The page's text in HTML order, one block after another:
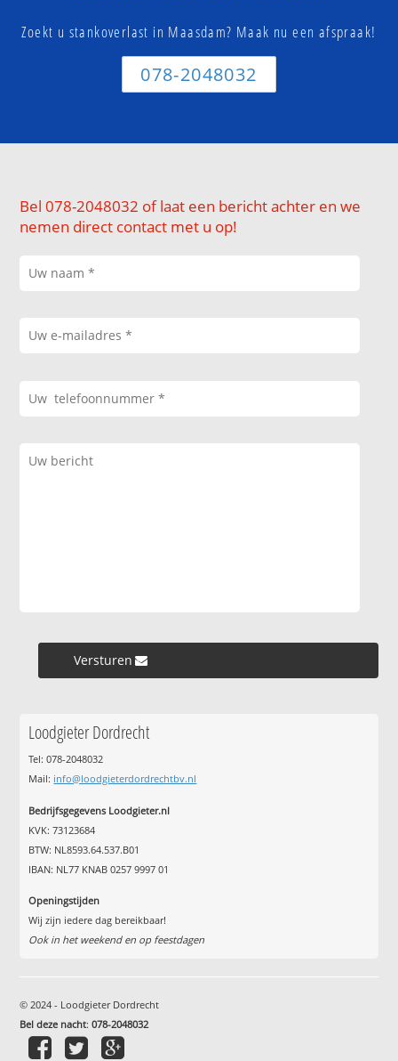
Zoekt u stankoverlast in Maasdam? Maak nu een afspraak!
078-2048032
Bel 078-2048032 of laat een bericht achter en we
nemen direct contact met u op!
Versturen »
Loodgieter Dordrecht
Tel: 078-2048032
Mail: info@loodgieterdordrechtbv.nl
Bedrijfsgegevens Loodgieter.nl
KVK: 73123684
BTW: NL8593.64.537.B01
IBAN: NL77 KNAB 0257 9997 01
Openingstijden
Wij zijn iedere dag bereikbaar!
Ook in het weekend en op feestdagen
© 2024 - Loodgieter Dordrecht
Bel deze nacht:078-2048032